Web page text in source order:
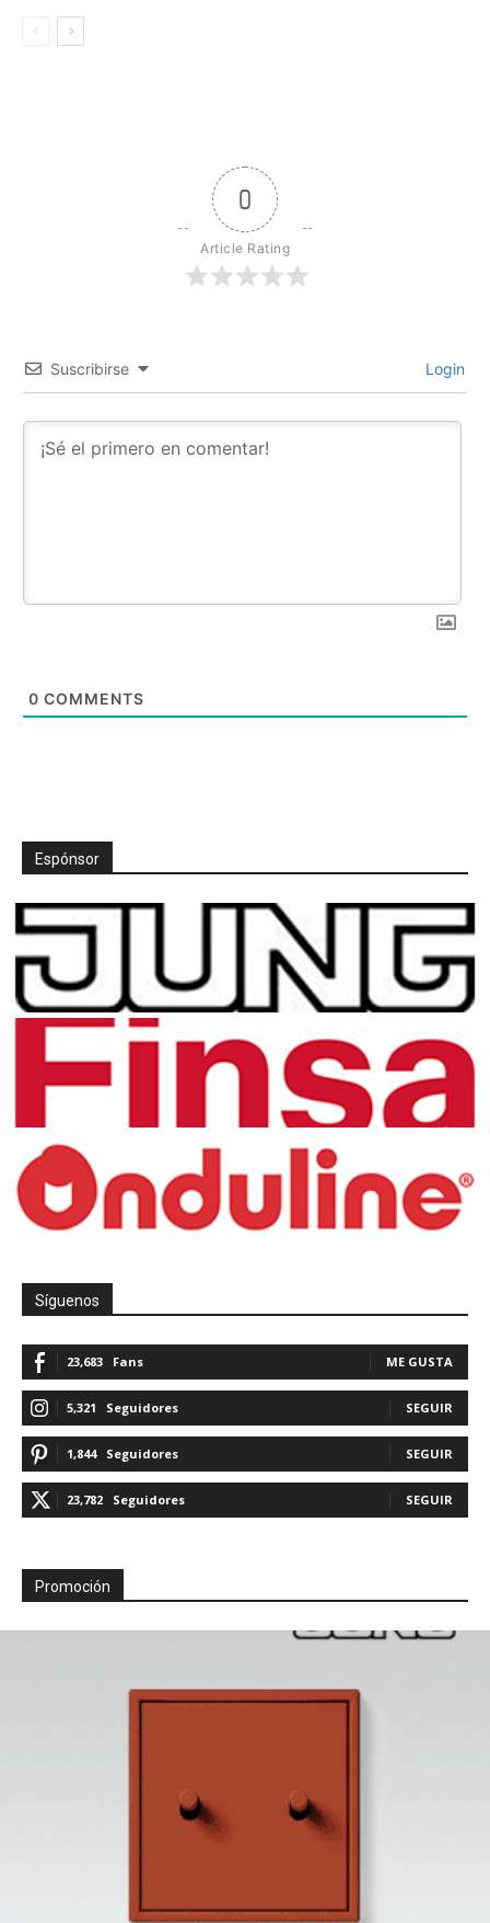
0
Article Rating
Suscribirse Login
0 COMMENTS
Espónsor
Síguenos
23,683 Fans ME GUSTA
5,321 Seguidores SEGUIR
1,844 Seguidores SEGUIR
23,782 Seguidores SEGUIR
Promoción